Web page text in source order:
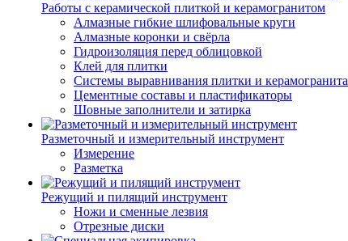
Работы с керамической плиткой и керамогранитом
Алмазные гибкие шлифовальные круги
Алмазные коронки и свёрла
Гидроизоляция перед облицовкой
Клей для плитки
Системы выравнивания плитки и керамогранита
Цементные составы и пластификаторы
Шовные заполнители и затирка
Разметочный и измерительный инструмент
Измерение
Разметка
Режущий и пилящий инструмент
Ножи и сменные лезвия
Отрезные диски